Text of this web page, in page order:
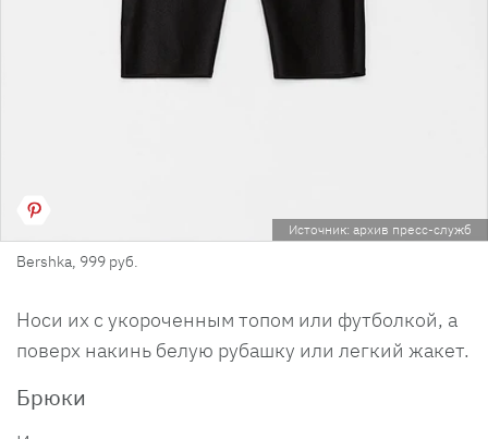
Источник: архив пресс-служб
Bershka, 999 руб.
Носи их с укороченным топом или футболкой, а
поверх накинь белую рубашку или легкий жакет.
Брюки